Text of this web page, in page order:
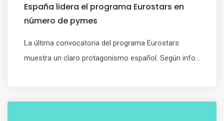
España lidera el programa Eurostars en
número de pymes
La última convocatoria del programa Eurostars
muestra un claro protagonismo español. Según info...